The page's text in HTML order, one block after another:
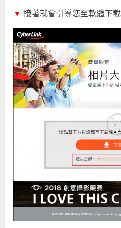
▼ 接著就會引導您至軟體下